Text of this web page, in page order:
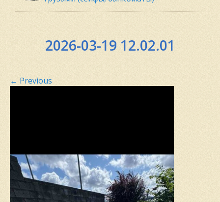
2026-03-19 12.02.01
← Previous